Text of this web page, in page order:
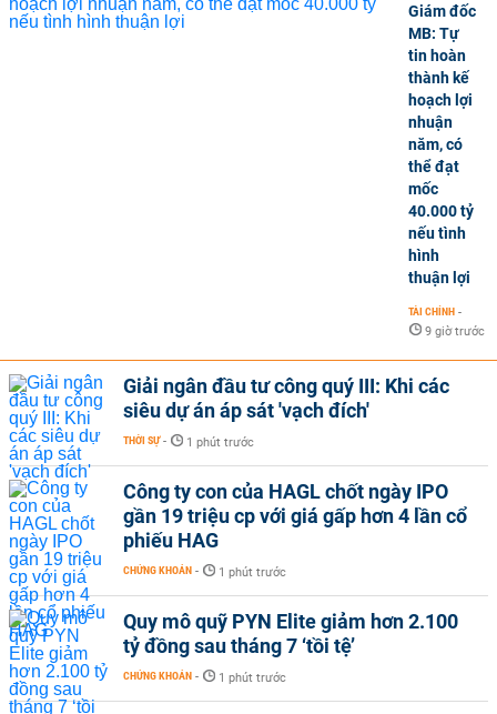
Giám đốc
MB: Tự
tin hoàn
thành kế
hoạch lợi
nhuận
năm, có
thể đạt
mốc
40.000 tỷ
nếu tình
hình
thuận lợi
TÀI CHÍNH -
9 giờ trước
Giải ngân đầu tư công quý III: Khi các
siêu dự án áp sát 'vạch đích'
THỜI SỰ - 1 phút trước
Công ty con của HAGL chốt ngày IPO
gần 19 triệu cp với giá gấp hơn 4 lần cổ
phiếu HAG
CHỨNG KHOÁN - 1 phút trước
Quy mô quỹ PYN Elite giảm hơn 2.100
tỷ đồng sau tháng 7 ‘tồi tệ’
CHỨNG KHOÁN - 1 phút trước